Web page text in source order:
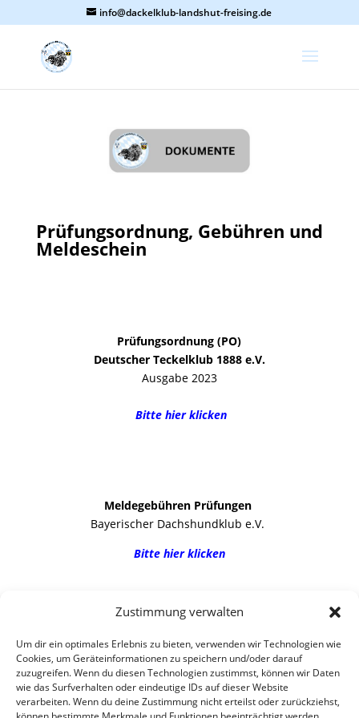
Zustimmung verwalten
Um dir ein optimales Erlebnis zu bieten, verwenden wir Technologien wie
Cookies, um Geräteinformationen zu speichern und/oder darauf
zuzugreifen. Wenn du diesen Technologien zustimmst, können wir Daten
wie das Surfverhalten oder eindeutige IDs auf dieser Website
verarbeiten. Wenn du deine Zustimmung nicht erteilst oder zurückziehst,
info@dackelklub-landshut-freising.de
Prüfungsordnung, Gebühren und
Meldeschein
Prüfungsordnung (PO)
Deutscher Teckelklub 1888 e.V.
Ausgabe 2023
Bitte hier klicken
Meldegebühren Prüfungen
Bayerischer Dachshundklub e.V.
Bitte hier klicken
Bayerischer Dachshundklub e.V.
Bitte hier klicken
Prüfungsordnung (PO) Brauchbarkeitsprüfung